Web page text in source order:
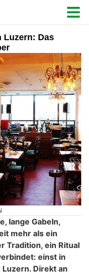
Luzern: Das
lange Gabeln,
mehr als ein
Tradition, ein Ritual
einst in
Direkt an